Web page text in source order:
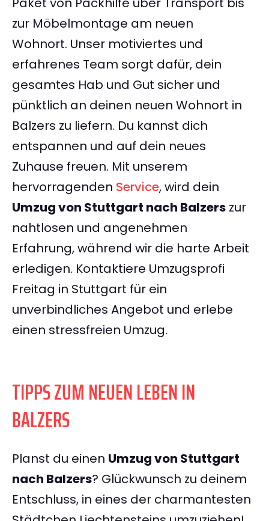
zur Möbelmontage am neuen
Wohnort. Unser motiviertes und
erfahrenes Team sorgt dafür, dein
gesamtes Hab und Gut sicher und
pünktlich an deinen neuen Wohnort in
Balzers zu liefern. Du kannst dich
entspannen und auf dein neues
Zuhause freuen. Mit unserem
hervorragenden Service, wird dein
Umzug von Stuttgart nach Balzers zur
nahtlosen und angenehmen
Erfahrung, während wir die harte Arbeit
erledigen. Kontaktiere Umzugsprofi
Freitag in Stuttgart für ein
unverbindliches Angebot und erlebe
einen stressfreien Umzug.
TIPPS ZUM NEUEN LEBEN IN
BALZERS
Planst du einen Umzug von Stuttgart
nach Balzers? Glückwunsch zu deinem
Entschluss, in eines der charmantesten